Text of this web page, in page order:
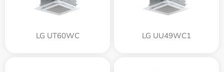
LG UT60WC LG UU49WC1